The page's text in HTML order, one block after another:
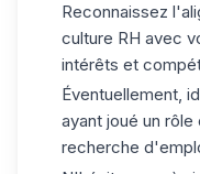
Reconnaissez
culture RH avec
intérêts et
Éventuellement,
ayant joué un
recherche